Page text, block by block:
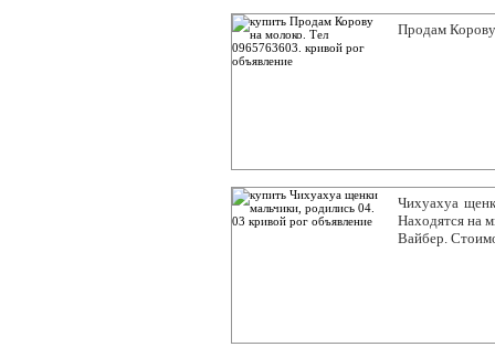
Продам
Чихуахуа
Находятся на
Вайбер.